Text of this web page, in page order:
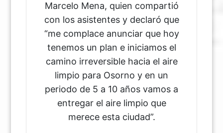
Marcelo Mena, quien compartió
con los asistentes y declaró que
“me complace anunciar que hoy
tenemos un plan e iniciamos el
camino irreversible hacia el aire
limpio para Osorno y en un
periodo de 5 a 10 años vamos a
entregar el aire limpio que
merece esta ciudad”.